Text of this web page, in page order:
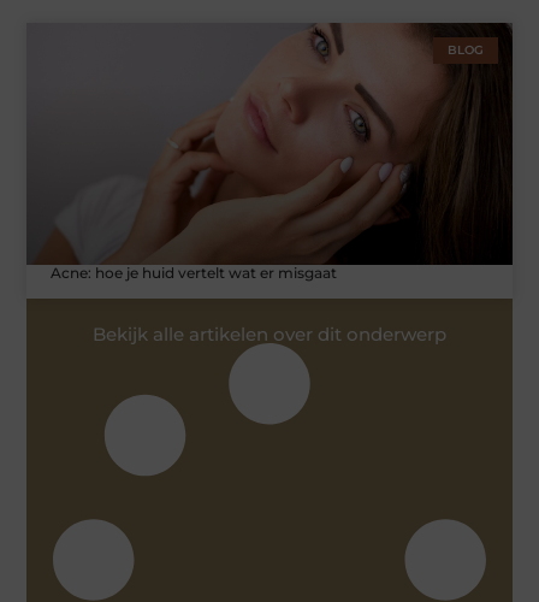
BLOG
Acne: hoe je huid vertelt wat er misgaat
Bekijk alle artikelen over dit onderwerp